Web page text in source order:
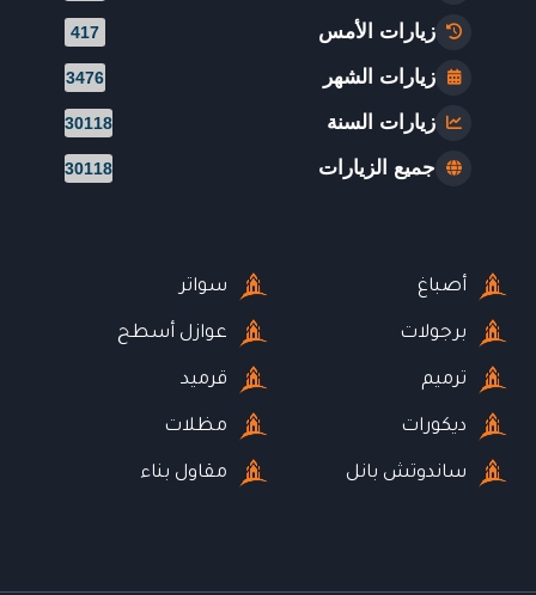
زيارات الأمس 417
زيارات الشهر 3476
زيارات السنة 30118
جميع الزيارات 30118
أصباغ
برجولات
ترميم
ديكورات
ساندوتش بانل
سواتر
عوازل أسطح
قرميد
مظلات
مقاول بناء